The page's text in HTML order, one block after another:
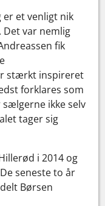
er et venligt nik
Det var nemlig
fik
stærkt inspireret
forklares som
ikke selv
tager sig
i 2014 og
seneste to år
Børsen